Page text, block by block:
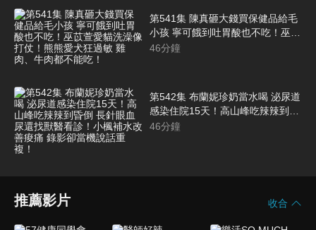
第541集 陳真砸大錢買保健品給毛
小孩 寧可餓到吐胃酸也不吃！巫苡
萱愛貓洗澡像打仗！熊熊愛犬狂過
46分鐘
第542集 布蘭妮珍奶當水喝 泌尿道
感染住院15天！高山峰吃辣辣到昏
倒 長針眼血尿還找獸醫看診！小楓
46分鐘
推薦影片 收合